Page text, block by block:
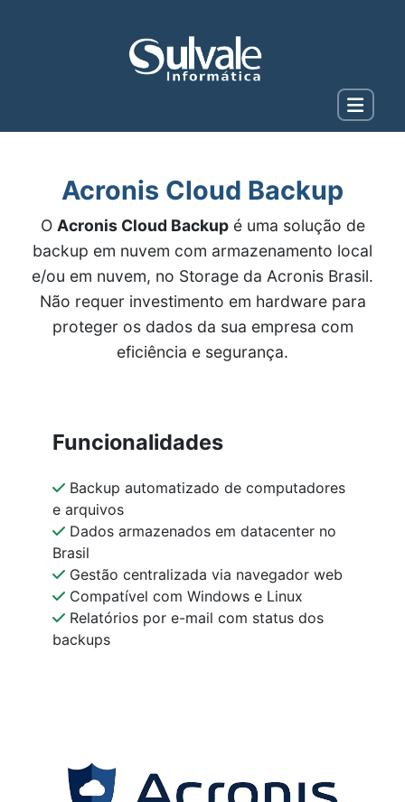
Acronis Cloud Backup
O Acronis Cloud Backupé uma solução de
backup em nuvem com armazenamento local
e/ou em nuvem, no Storage da Acronis Brasil.
Não requer investimento em hardware para
proteger os dados da sua empresa com
eficiência e segurança.
Funcionalidades
Backup automatizado de computadores
e arquivos
Dados armazenados em datacenter no
Brasil
Gestão centralizada via navegador web
Compatível com Windows e Linux
Relatórios por e-mail com status dos
backups